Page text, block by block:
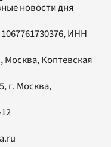
новости дня
ИНН
Москва, Коптевская
, г. Москва,